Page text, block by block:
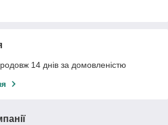
14 днів за домовленістю